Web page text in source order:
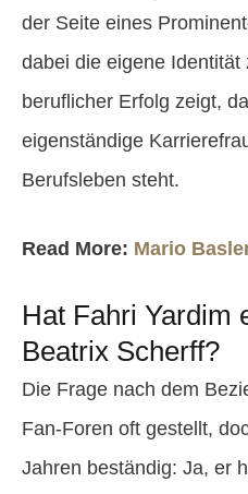
der Seite eines
dabei die eigene Identität
beruflicher Erfolg zeigt,
eigenständige
Berufsleben steht.
Read More: Mario
Hat Fahri Yardim
Beatrix Scherff?
Die Frage nach dem
Fan-Foren oft gestellt,
Jahren beständig: Ja, er